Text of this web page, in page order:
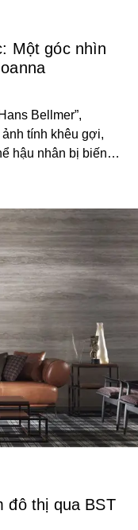
Một góc nhìn
Bellmer”,
tính khêu gợi,
hậu nhân bị biến
đô thị qua BST